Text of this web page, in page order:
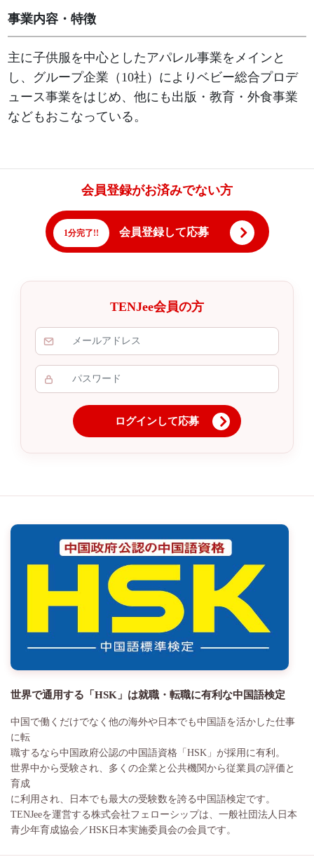
事業内容・特徴
主に子供服を中心としたアパレル事業をメインと
し、グループ企業（10社）によりベビー総合プロデ
ュース事業をはじめ、他にも出版・教育・外食事業
などもおこなっている。
会員登録がお済みでない方
1分完了!! 会員登録して応募
TENJee会員の方
ログインして応募
世界で通用する「HSK」は就職・転職に有利な中国語検定
中国で働くだけでなく他の海外や日本でも中国語を活かした仕事
に転
職するなら中国政府公認の中国語資格「HSK」が採用に有利。
世界中から受験され、多くの企業と公共機関から従業員の評価と
育成
に利用され、日本でも最大の受験数を誇る中国語検定です。
TENJeeを運営する株式会社フェローシップは、一般社団法人日本
青少年育成協会／HSK日本実施委員会の会員です。